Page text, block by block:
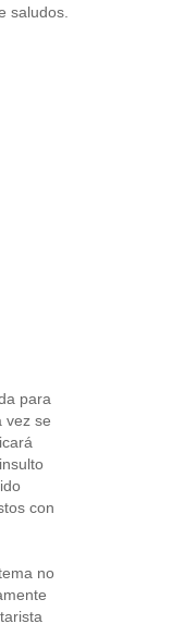
saludos.
para
vez se
con
no